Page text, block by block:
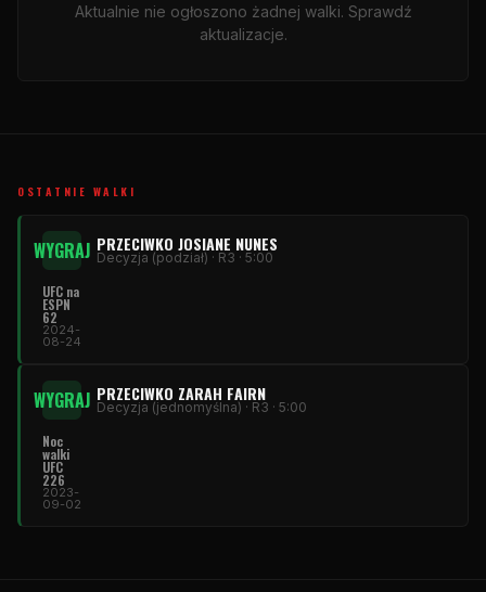
Aktualnie nie ogłoszono żadnej walki. Sprawdź
aktualizacje.
OSTATNIE WALKI
WYGRAJ PRZECIWKO JOSIANE NUNES
Decyzja (podział) · R3 · 5:00
UFC na
ESPN
62
2024-
08-24
WYGRAJ PRZECIWKO ZARAH FAIRN
Decyzja (jednomyślna) · R3 · 5:00
Noc
walki
UFC
226
2023-
09-02